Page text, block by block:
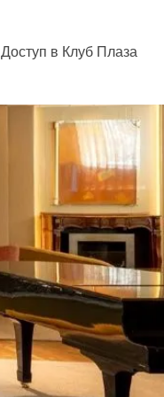
Доступ в Клуб Плаза